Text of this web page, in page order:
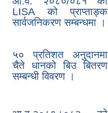
LISA को प्राप्ताङ्क
सार्वजनिकरण सम्बन्धमा ।
५० प्रतिशत अनुदानमा
चैते धानको बिउ बितरण
सम्बन्धी विवरण ।